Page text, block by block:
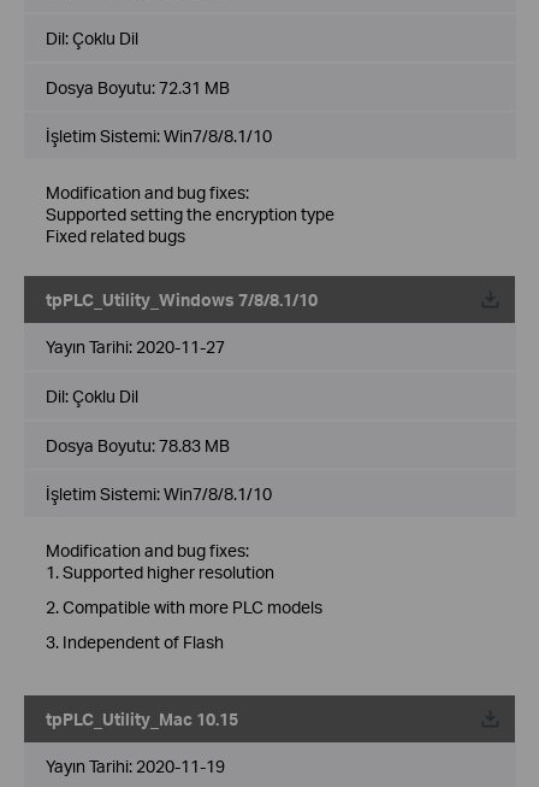
Dil:Çoklu Dil
Dosya Boyutu:72.31 MB
İşletim Sistemi: Win7/8/8.1/10
Modification and bug fixes:
Supported setting the encryption type
Fixed related bugs
tpPLC_Utility_Windows 7/8/8.1/10
Yayın Tarihi: 2020-11-27
Dil:Çoklu Dil
Dosya Boyutu:78.83 MB
İşletim Sistemi: Win7/8/8.1/10
Modification and bug fixes:
1. Supported higher resolution
2. Compatible with more PLC models
3. Independent of Flash
tpPLC_Utility_Mac 10.15
Yayın Tarihi: 2020-11-19